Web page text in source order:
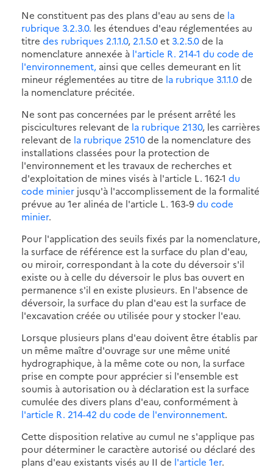
Ne constituent pas des plans d'eau au sens de la
rubrique 3.2.3.0. les étendues d'eau réglementées au
titre des rubriques 2.1.1.0, 2.1.5.0et 3.2.5.0de la
nomenclature annexée à l'article R. 214-1 du code de
l'environnement, ainsi que celles demeurant en lit
mineur réglementées au titre de la rubrique 3.1.1.0de
la nomenclature précitée.
Ne sont pas concernées par le présent arrêté les
piscicultures relevant de la rubrique 2130, les carrières
relevant de la rubrique 2510de la nomenclature des
installations classées pour la protection de
l'environnement et les travaux de recherches et
d'exploitation de mines visés à l'article L. 162-1 du
code minier jusqu'à l'accomplissement de la formalité
prévue au 1er alinéa de l'article L. 163-9du code
minier.
Pour l'application des seuils fixés par la nomenclature,
la surface de référence est la surface du plan d'eau,
ou miroir, correspondant à la cote du déversoir s'il
existe ou à celle du déversoir le plus bas ouvert en
permanence s'il en existe plusieurs. En l'absence de
déversoir, la surface du plan d'eau est la surface de
l'excavation créée ou utilisée pour y stocker l'eau.
Lorsque plusieurs plans d'eau doivent être établis par
un même maître d'ouvrage sur une même unité
hydrographique, à la même cote ou non, la surface
prise en compte pour apprécier si l'ensemble est
soumis à autorisation ou à déclaration est la surface
cumulée des divers plans d'eau, conformément à
l'article R. 214-42 du code de l'environnement.
Cette disposition relative au cumul ne s'applique pas
pour déterminer le caractère autorisé ou déclaré des
plans d'eau existants visés au II de l'article 1er.